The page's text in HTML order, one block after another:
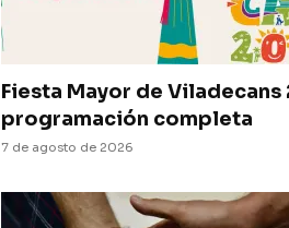
Fiesta Mayor de Viladecans
programación completa
7 de agosto de 2026